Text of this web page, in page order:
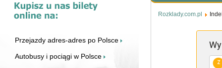
Przejazdy adres-adres po Polsce
Autobusy i pociągi w Polsce
Rozklady.com.pl
Z